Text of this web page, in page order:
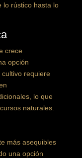
lo rústico hasta lo
crece
opción
requiere
lo que
naturales.
más asequibles
una opción